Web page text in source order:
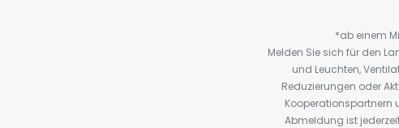
*ab einem
Melden Sie sich für den
und Leuchten,
Reduzierungen oder
Kooperationspartnern
Abmeldung ist